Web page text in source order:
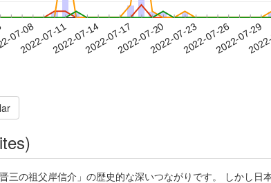
07-08
2022-07-112022-07-142022-07-172022-07-202022-07-232022-07-262022-07-29
三の祖父岸信介」の歴史的な深いつながりです。 しかし